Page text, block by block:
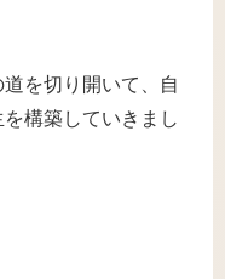
を切り開いて、自
構築していきまし